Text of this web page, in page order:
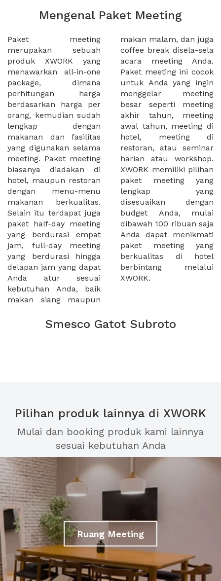
Mengenal Paket Meeting
Paket meeting
merupakan sebuah
produk XWORK yang
menawarkan all-in-one
package, dimana
perhitungan harga
berdasarkan harga per
orang, kemudian sudah
lengkap dengan
makanan dan fasilitas
yang digunakan selama
meeting. Paket meeting
biasanya diadakan di
hotel, maupun restoran
dengan menu-menu
makanan berkualitas.
Selain itu terdapat juga
paket half-day meeting
yang berdurasi empat
jam, full-day meeting
yang berdurasi hingga
delapan jam yang dapat
Anda atur sesuai
kebutuhan Anda, baik
makan siang maupun
makan malam, dan juga
coffee break disela-sela
acara meeting Anda.
Paket meeting ini cocok
untuk Anda yang ingin
menggelar meeting
besar seperti meeting
akhir tahun, meeting
awal tahun, meeting di
hotel, meeting di
restoran, atau seminar
harian atau workshop.
XWORK memiliki pilihan
paket meeting yang
lengkap yang
disesuaikan dengan
budget Anda, mulai
dibawah 100 ribuan saja
Anda dapat menikmati
paket meeting yang
berkualitas di hotel
berbintang melalui
XWORK.
Smesco Gatot Subroto
Pilihan produk lainnya di XWORK
Mulai dan booking produk kami lainnya
sesuai kebutuhan Anda
Ruang Meeting